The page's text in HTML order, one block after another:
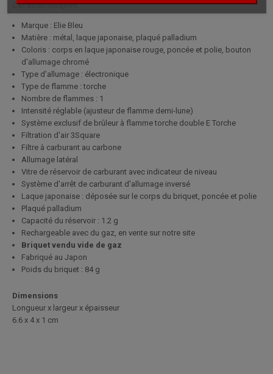
Caractéristiques
Marque : Elie Bleu
Matière : métal, laque japonaise, plaqué palladium
Coloris : corps en laque japonaise rouge, poncée et polie, bouton
d'allumage chromé
Type d'allumage : électronique
Type de flamme : torche
Nombre de flammes : 1
Intensité réglable (ajusteur de flamme demi-lune)
Système exclusif de brûleur à flamme torche double E Torche
Filtration d'air 3Square
Filtre à carburant au carbone
Allumage latéral
Vitre de réservoir de carburant avec indicateur de niveau
Système d'arrêt de carburant d'allumage inversé
Laque japonaise : déposée sur le corps du briquet, poncée et polie
Plaqué palladium
Capacité du réservoir : 1.2 g
Rechargeable avec du gaz, en vente sur notre site
Briquet vendu vide de gaz
Fabriqué au Japon
Poids du briquet : 84 g
Dimensions
Longueur x largeur x épaisseur
6.6 x 4 x 1 cm